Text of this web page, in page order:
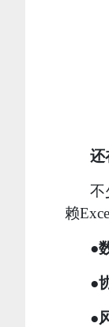
还
不
赖
●
●
●